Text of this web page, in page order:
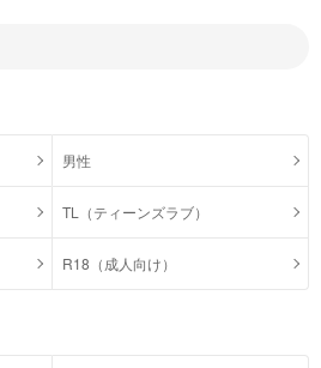
男性
TL（ティーンズラブ）
R18（成人向け）